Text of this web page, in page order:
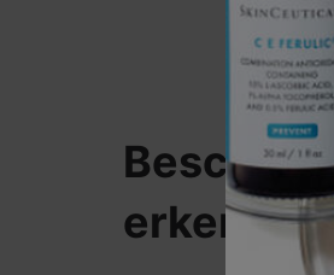
erkende